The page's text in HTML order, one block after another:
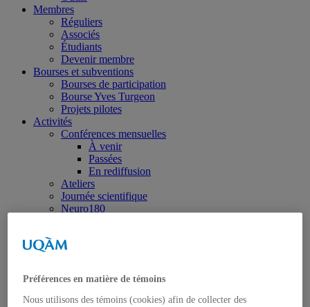
Membres
Réguliers
Associés
Étudiants
Devenir membre
Bourses et subventions
Bourses de participation
Bourse Yves Turgeon
Projets pilotes
Activités
Conférences mensuelles
À venir
Passées
En rediffusion
Ateliers
Journée scientifique
Neuro180
Nouvelles
Infolettres
Préférences en matière de témoins
Nous utilisons des témoins (cookies) afin de collecter des